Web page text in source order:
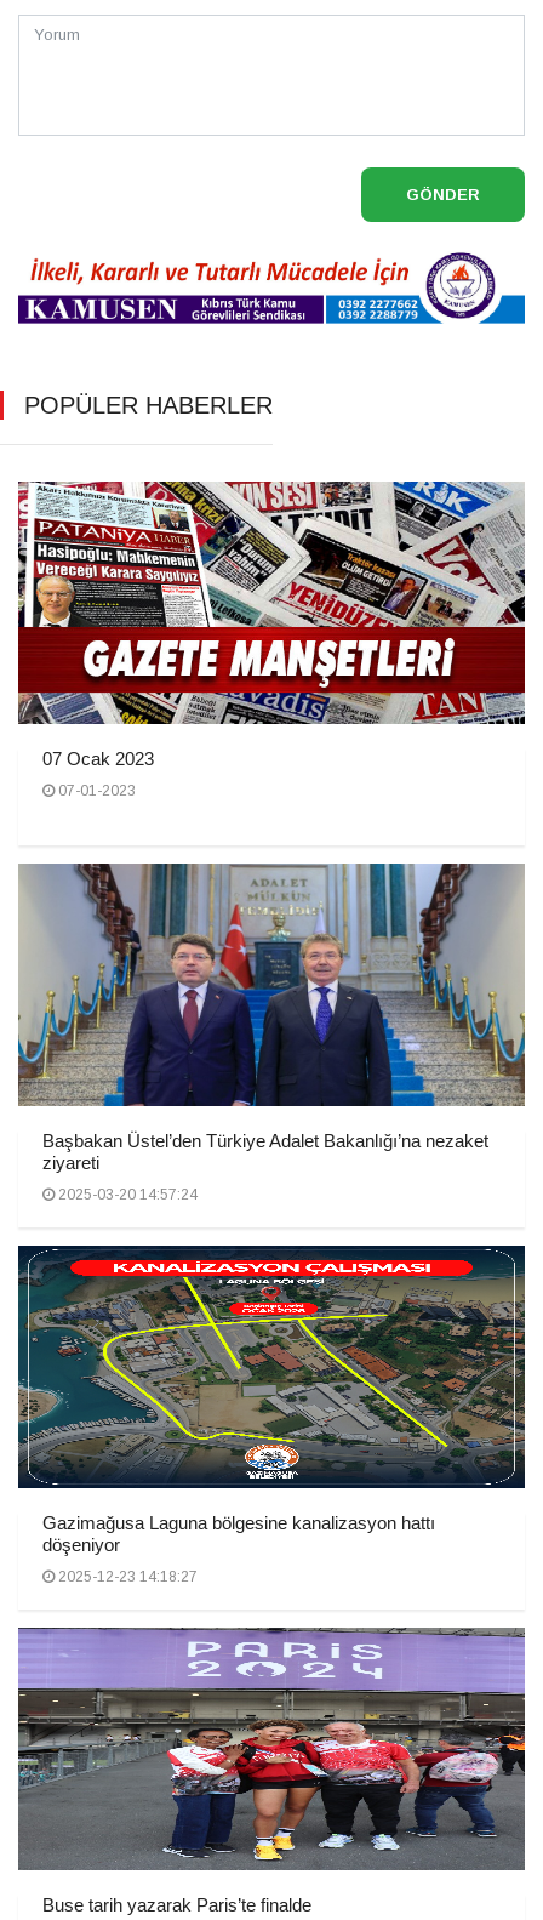
GÖNDER
POPÜLER HABERLER
07 Ocak 2023
07-01-2023
Başbakan Üstel’den Türkiye Adalet Bakanlığı’na nezaket
ziyareti
2025-03-20 14:57:24
Gazimağusa Laguna bölgesine kanalizasyon hattı
döşeniyor
2025-12-23 14:18:27
Buse tarih yazarak Paris’te finalde